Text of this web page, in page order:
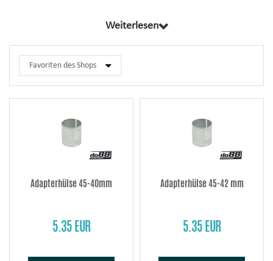
Weiterlesen
Adapterhülse 45-40mm
5.35 EUR
Adapterhülse 45-42 mm
5.35 EUR